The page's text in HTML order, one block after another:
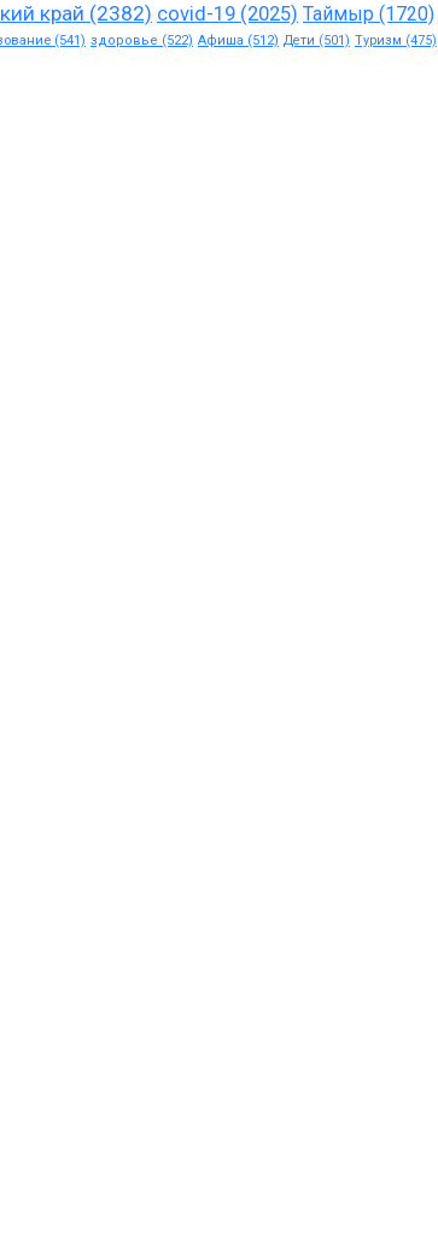
край (2382) covid-19 (2025) Таймыр (1720)
(541) здоровье (522) Афиша (512) Дети (501) Туризм (475)